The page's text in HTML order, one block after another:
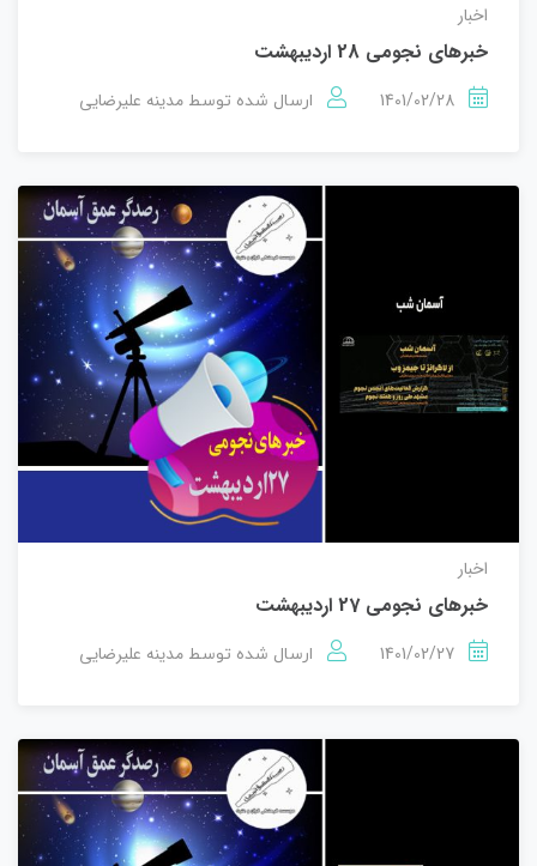
اخبار
خبرهای نجومی 28 اردیبهشت
1401/02/28 ارسال شده توسط مدینه علیرضایی
اخبار
خبرهای نجومی 27 اردیبهشت
1401/02/27 ارسال شده توسط مدینه علیرضایی